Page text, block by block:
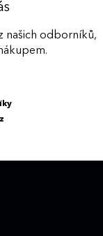
našich odborníků,